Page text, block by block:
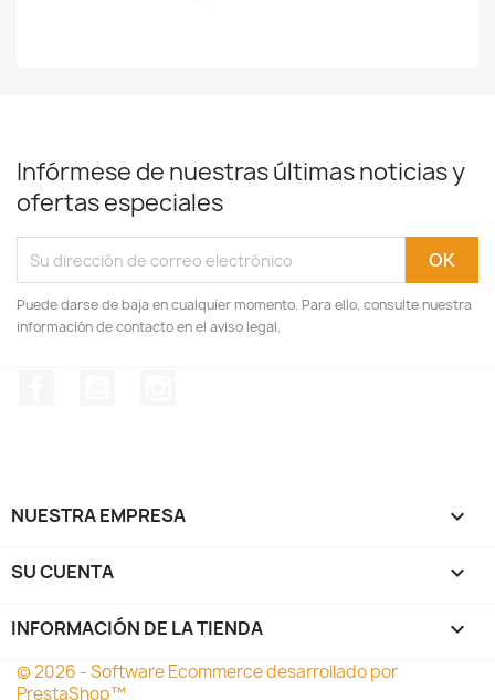
Infórmese de nuestras últimas noticias y
ofertas especiales
Puede darse de baja en cualquier momento. Para ello, consulte nuestra
información de contacto en el aviso legal.
NUESTRA EMPRESA 
SU CUENTA 
INFORMACIÓN DE LA TIENDA keyboard_arrow_down
© 2026 - Software Ecommerce desarrollado por
PrestaShop™